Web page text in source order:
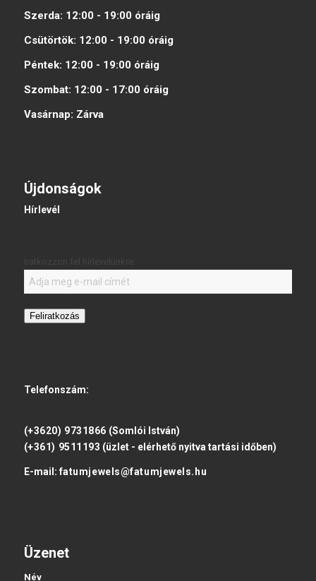
Szerda: 12:00 - 19:00 óráig
Csütörtök: 12:00 - 19:00 óráig
Péntek: 12:00 - 19:00 óráig
Szombat: 12:00 - 17:00 óráig
Vasárnap: Zárva
Újdonságok
Hírlevél
Feliratkozás
Telefonszám:
(+3620) 9731866 (Somlói István)
(+361) 9511193 (üzlet - elérhető nyitva tartási időben)
E-mail: fatumjewels@fatumjewels.hu
Üzenet
Név